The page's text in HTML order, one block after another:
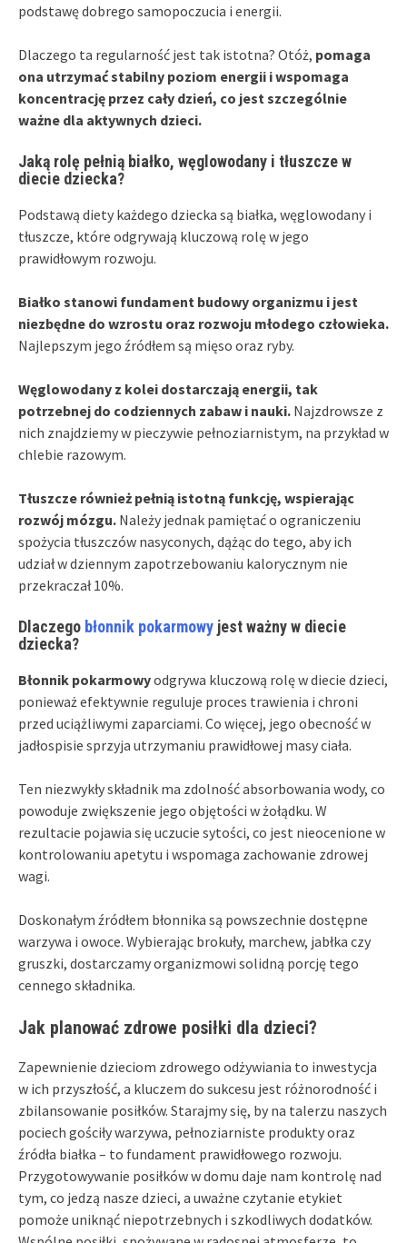
podstawę dobrego samopoczucia i energii.
Dlaczego ta regularność jest tak istotna? Otóż, pomaga
ona utrzymać stabilny poziom energii i wspomaga
koncentrację przez cały dzień, co jest szczególnie
ważne dla aktywnych dzieci.
Jaką rolę pełnią białko, węglowodany i tłuszcze w
diecie dziecka?
Podstawą diety każdego dziecka są białka, węglowodany i
tłuszcze, które odgrywają kluczową rolę w jego
prawidłowym rozwoju.
Białko stanowi fundament budowy organizmu i jest
niezbędne do wzrostu oraz rozwoju młodego człowieka.
Najlepszym jego źródłem są mięso oraz ryby.
Węglowodany z kolei dostarczają energii, tak
potrzebnej do codziennych zabaw i nauki. Najzdrowsze z
nich znajdziemy w pieczywie pełnoziarnistym, na przykład w
chlebie razowym.
Tłuszcze również pełnią istotną funkcję, wspierając
rozwój mózgu. Należy jednak pamiętać o ograniczeniu
spożycia tłuszczów nasyconych, dążąc do tego, aby ich
udział w dziennym zapotrzebowaniu kalorycznym nie
przekraczał 10%.
Dlaczego błonnik pokarmowy jest ważny w diecie
dziecka?
Błonnik pokarmowyodgrywa kluczową rolę w diecie dzieci,
ponieważ efektywnie reguluje proces trawienia i chroni
przed uciążliwymi zaparciami. Co więcej, jego obecność w
jadłospisie sprzyja utrzymaniu prawidłowej masy ciała.
Ten niezwykły składnik ma zdolność absorbowania wody, co
powoduje zwiększenie jego objętości w żołądku. W
rezultacie pojawia się uczucie sytości, co jest nieocenione w
kontrolowaniu apetytu i wspomaga zachowanie zdrowej
wagi.
Doskonałym źródłem błonnika są powszechnie dostępne
warzywa i owoce. Wybierając brokuły, marchew, jabłka czy
gruszki, dostarczamy organizmowi solidną porcję tego
cennego składnika.
Jak planować zdrowe posiłki dla dzieci?
Zapewnienie dzieciom zdrowego odżywiania to inwestycja
w ich przyszłość, a kluczem do sukcesu jest różnorodność i
zbilansowanie posiłków. Starajmy się, by na talerzu naszych
pociech gościły warzywa, pełnoziarniste produkty oraz
źródła białka – to fundament prawidłowego rozwoju.
Przygotowywanie posiłków w domu daje nam kontrolę nad
tym, co jedzą nasze dzieci, a uważne czytanie etykiet
pomoże uniknąć niepotrzebnych i szkodliwych dodatków.